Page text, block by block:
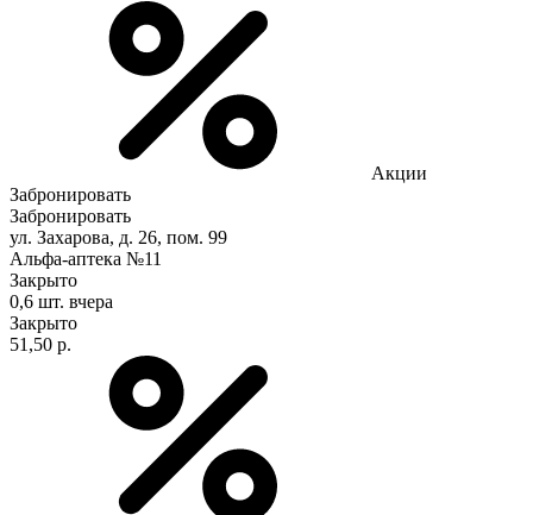
Акции
Забронировать
Забронировать
ул. Захарова, д. 26, пом. 99
Альфа-аптека №11
Закрыто
0,6 шт. вчера
Закрыто
51,50 р.